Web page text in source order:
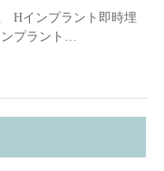
Hインプラント即時埋
プラント…